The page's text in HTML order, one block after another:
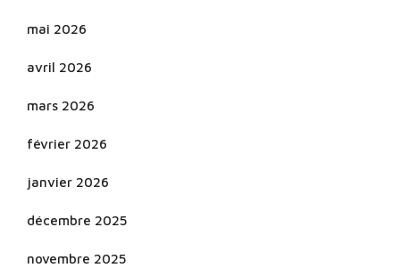
mai 2026
avril 2026
mars 2026
février 2026
janvier 2026
décembre 2025
novembre 2025